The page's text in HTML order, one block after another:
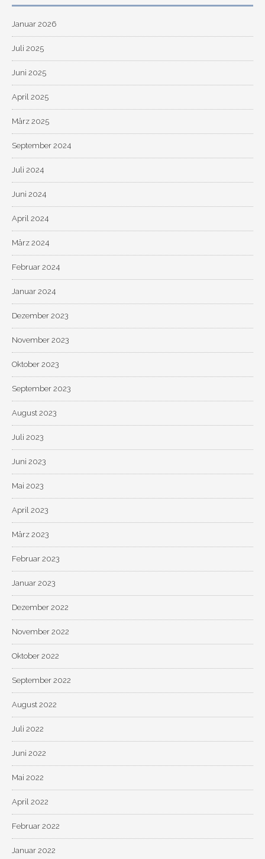
Januar 2026
Juli 2025
Juni 2025
April 2025
März 2025
September 2024
Juli 2024
Juni 2024
April 2024
März 2024
Februar 2024
Januar 2024
Dezember 2023
November 2023
Oktober 2023
September 2023
August 2023
Juli 2023
Juni 2023
Mai 2023
April 2023
März 2023
Februar 2023
Januar 2023
Dezember 2022
November 2022
Oktober 2022
September 2022
August 2022
Juli 2022
Juni 2022
Mai 2022
April 2022
Februar 2022
Januar 2022